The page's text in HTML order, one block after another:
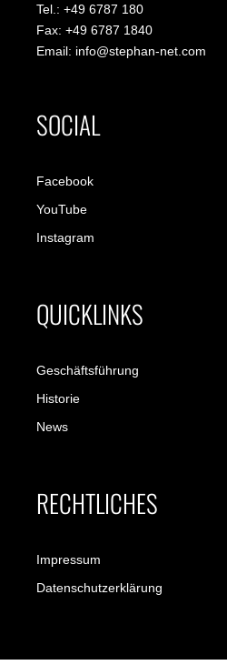
Tel.: +49 6787 180
Fax: +49 6787 1840
Email: info@stephan-net.com
SOCIAL
Facebook
YouTube
Instagram
QUICKLINKS
Geschäftsführung
Historie
News
RECHTLICHES
Impressum
Datenschutzerklärung